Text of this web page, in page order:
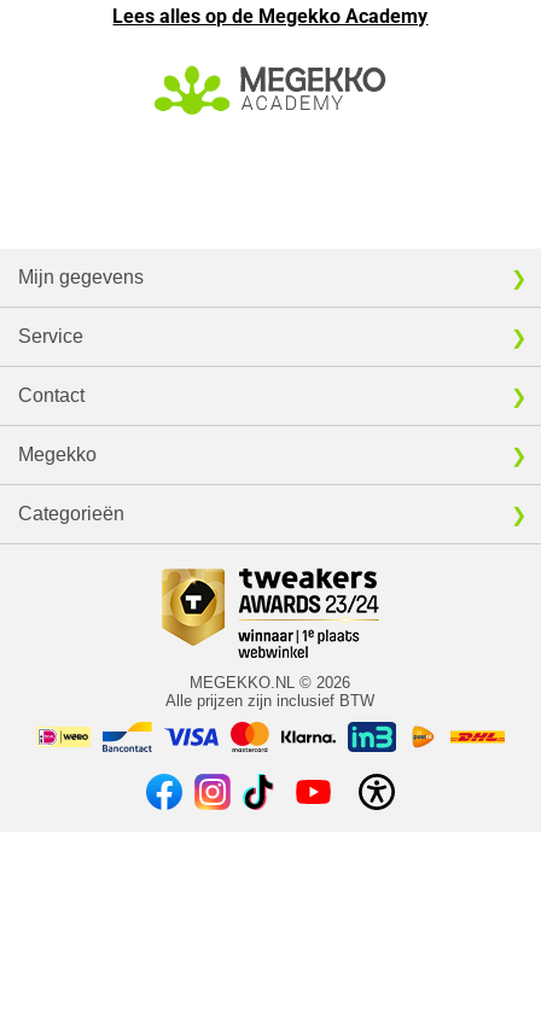
Lees alles op de Megekko Academy
Mijn gegevens
Service
Contact
Megekko
Categorieën
MEGEKKO.NL © 2026
Alle prijzen zijn inclusief BTW